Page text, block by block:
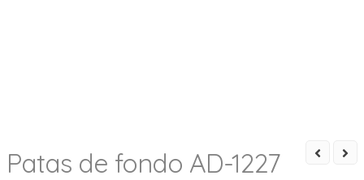
Patas de fondo AD-1227